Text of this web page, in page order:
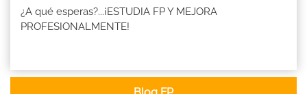
¿A qué esperas?...¡ESTUDIA FP Y MEJORA
PROFESIONALMENTE!